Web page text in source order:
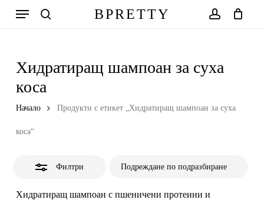
BPRETTY
Меню
Хидратиращ шампоан за суха
коса
Начало Продукти с етикет „Хидратиращ шампоан за суха
коса“
Филтри
Хидратиращ шампоан с пшеничени протеини и